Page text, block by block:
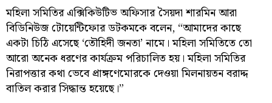
মহিলা সমিতির এক্সিকিউটিভ অফিসার সৈয়দা শারমিন আরা
বিডিনিউজ টোয়েন্টিফোর ডটকমকে বলেন, “আমাদের কাছে
একটা চিঠি এসেছে ‘তৌহিদী জনতা’ নামে। মহিলা সমিতিতে তো
আরো অনেক ধরণের কার্যক্রম পরিচালিত হয়। মহিলা সমিতির
নিরাপত্তার কথা ভেবে প্রাঙ্গণেমোরকে দেওয়া মিলনায়তন বরাদ্দ
বাতিল করার সিদ্ধান্ত হয়েছে।”